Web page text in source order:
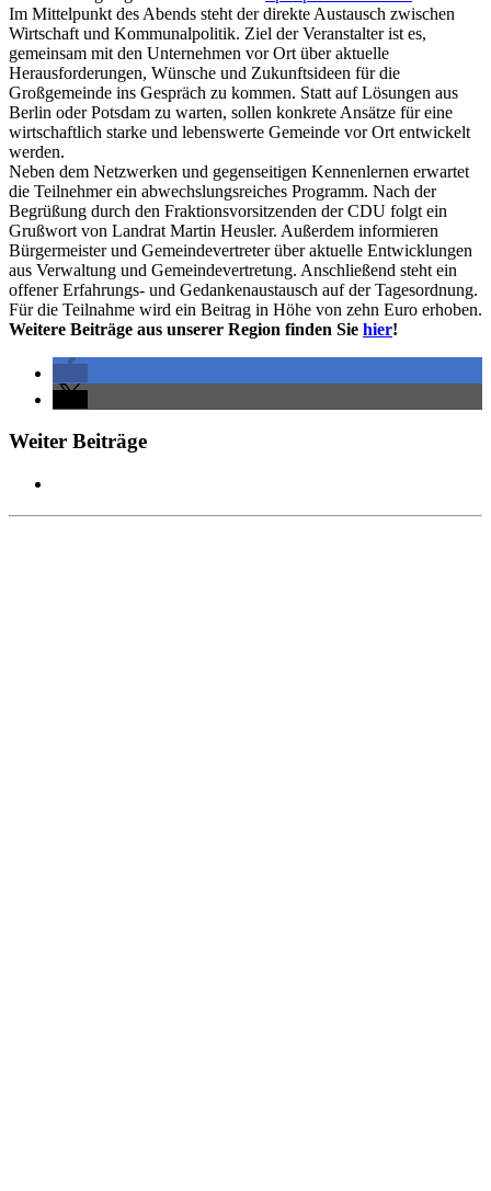
Im Mittelpunkt des Abends steht der direkte Austausch zwischen
Wirtschaft und Kommunalpolitik. Ziel der Veranstalter ist es,
gemeinsam mit den Unternehmen vor Ort über aktuelle
Herausforderungen, Wünsche und Zukunftsideen für die
Großgemeinde ins Gespräch zu kommen. Statt auf Lösungen aus
Berlin oder Potsdam zu warten, sollen konkrete Ansätze für eine
wirtschaftlich starke und lebenswerte Gemeinde vor Ort entwickelt
werden.
Neben dem Netzwerken und gegenseitigen Kennenlernen erwartet
die Teilnehmer ein abwechslungsreiches Programm. Nach der
Begrüßung durch den Fraktionsvorsitzenden der CDU folgt ein
Grußwort von Landrat Martin Heusler. Außerdem informieren
Bürgermeister und Gemeindevertreter über aktuelle Entwicklungen
aus Verwaltung und Gemeindevertretung. Anschließend steht ein
offener Erfahrungs- und Gedankenaustausch auf der Tagesordnung.
Für die Teilnahme wird ein Beitrag in Höhe von zehn Euro erhoben.
Weitere Beiträge aus unserer Region finden Sie hier!
Weiter Beiträge